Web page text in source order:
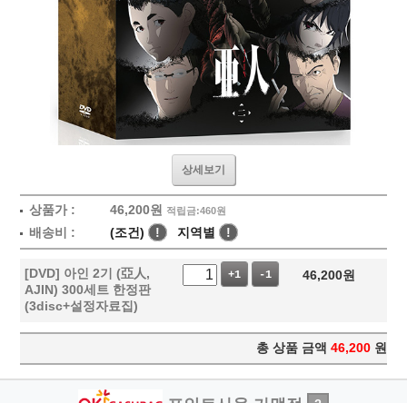
상세보기
상품가 : 46,200원 적립금:460원
배송비 : (조건) ! 지역별 !
[DVD] 아인 2기 (亞人,
AJIN) 300세트 한정판
(3disc+설정자료집)
+1 -1 46,200원
총 상품 금액 46,200 원